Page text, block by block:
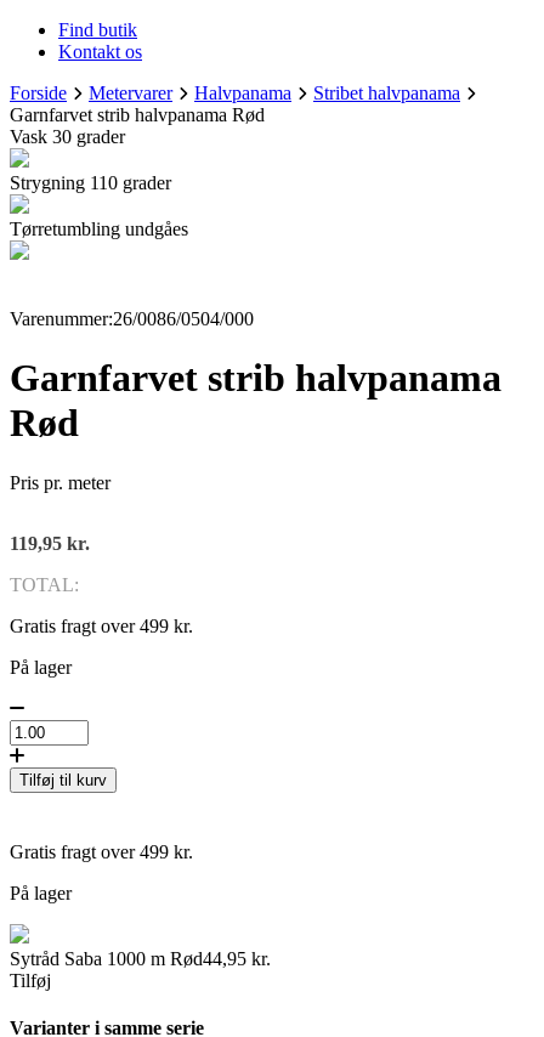
Find butik
Kontakt os
Forside
Metervarer Halvpanama
Stribet halvpanama
Garnfarvet strib halvpanama Rød
Vask 30 grader
Strygning 110 grader
Tørretumbling undgåes
Varenummer:26/0086/0504/000
Garnfarvet strib halvpanama
Rød
Pris pr. meter
119,95 kr.
TOTAL:
Gratis fragt over 499 kr.
På lager
Tilføj til kurv
Gratis fragt over 499 kr.
På lager
Sytråd Saba 1000 m Rød44,95 kr.
Tilføj
Varianter i samme serie